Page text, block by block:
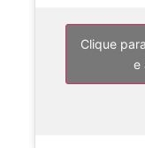
Clique
e